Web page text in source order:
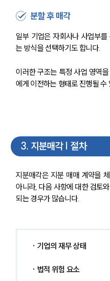
분할 후 매각
일부 기업은 자회사나 사업부
는 방식을 선택하기도 합니다.
이러한 구조는 특정 사업 영역
에게 이전하는 형태로 진행될 수
3. 지분매각 | 절차
지분매각은 지분 매매 계약을
아니라, 다음 사항에 대한 검토
되는 경우가 많습니다.
· 기업의 재무 상태
· 법적 위험 요소